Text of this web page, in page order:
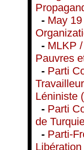
- May
- MLKP
Pauvres
- Parti
Léniniste
- Parti
de
- Parti-